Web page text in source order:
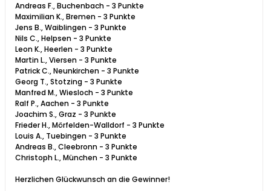
Andreas F., Buchenbach - 3 Punkte
Maximilian K., Bremen - 3 Punkte
Jens B., Waiblingen - 3 Punkte
Nils C., Helpsen - 3 Punkte
Leon K., Heerlen - 3 Punkte
Martin L., Viersen - 3 Punkte
Patrick C., Neunkirchen - 3 Punkte
Georg T., Stotzing - 3 Punkte
Manfred M., Wiesloch - 3 Punkte
Ralf P., Aachen - 3 Punkte
Joachim S., Graz - 3 Punkte
Frieder H., Mörfelden-Walldorf - 3 Punkte
Louis A., Tuebingen - 3 Punkte
Andreas B., Cleebronn - 3 Punkte
Christoph L., München - 3 Punkte
Herzlichen Glückwunsch an die Gewinner!